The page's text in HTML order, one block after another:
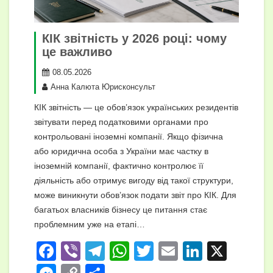
КІК звітність у 2026 році: чому
це важливо
08.05.2026
Анна Калюта Юрисконсульт
КІК звітність — це обов’язок українських резидентів
звітувати перед податковими органами про
контрольовані іноземні компанії. Якщо фізична
або юридична особа з України має частку в
іноземній компанії, фактично контролює її
діяльність або отримує вигоду від такої структури,
може виникнути обов’язок подати звіт про КІК. Для
багатьох власників бізнесу це питання стає
проблемним уже на етапі…
F
Vi
T
W
T
E
Li